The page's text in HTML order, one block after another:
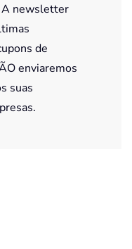
A newsletter
de
enviaremos
suas